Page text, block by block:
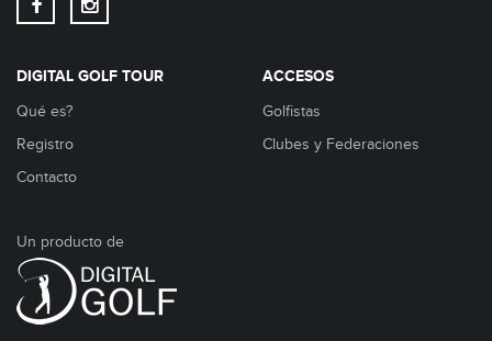
DIGITAL GOLF TOUR
Qué es?
Registro
Contacto
ACCESOS
Golfistas
Clubes y Federaciones
Un producto de